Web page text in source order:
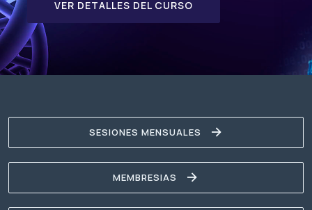
SESIONES MENSUALES
MEMBRESIAS